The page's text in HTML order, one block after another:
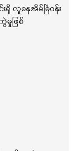
လူနေအိမ်ခြံဝန်း
ဖြစ်